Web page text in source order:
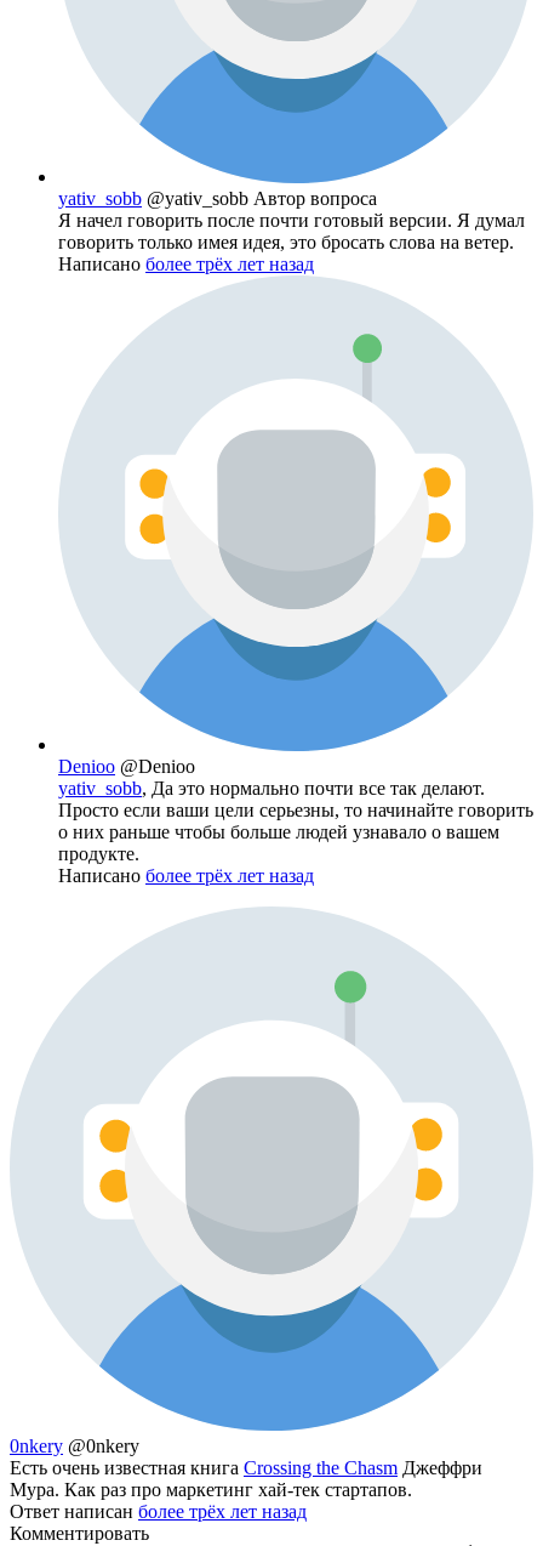
yativ_sobb @yativ_sobb Автор вопроса
Я начел говорить после почти готовый версии. Я думал
говорить только имея идея, это бросать слова на ветер.
Написано более трёх лет назад
Denioo @Denioo
yativ_sobb, Да это нормально почти все так делают.
Просто если ваши цели серьезны, то начинайте говорить
о них раньше чтобы больше людей узнавало о вашем
продукте.
Написано более трёх лет назад
0nkery @0nkery
Есть очень известная книга Crossing the Chasm Джеффри
Мура. Как раз про маркетинг хай-тек стартапов.
Ответ написан более трёх лет назад
Комментировать